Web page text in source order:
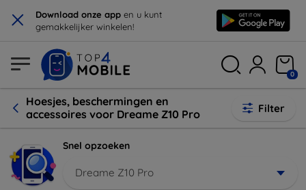
× Download onze app en u kunt
gemakkelijker winkelen!
0
Hoesjes, beschermingen en
accessoires voor Dreame Z10 Pro
Filter
Snel opzoeken
Dreame Z10 Pro